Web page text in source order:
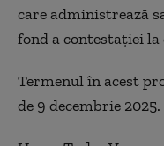
care administrează
fond a contestației la
Termenul în acest
de 9 decembrie 2025.